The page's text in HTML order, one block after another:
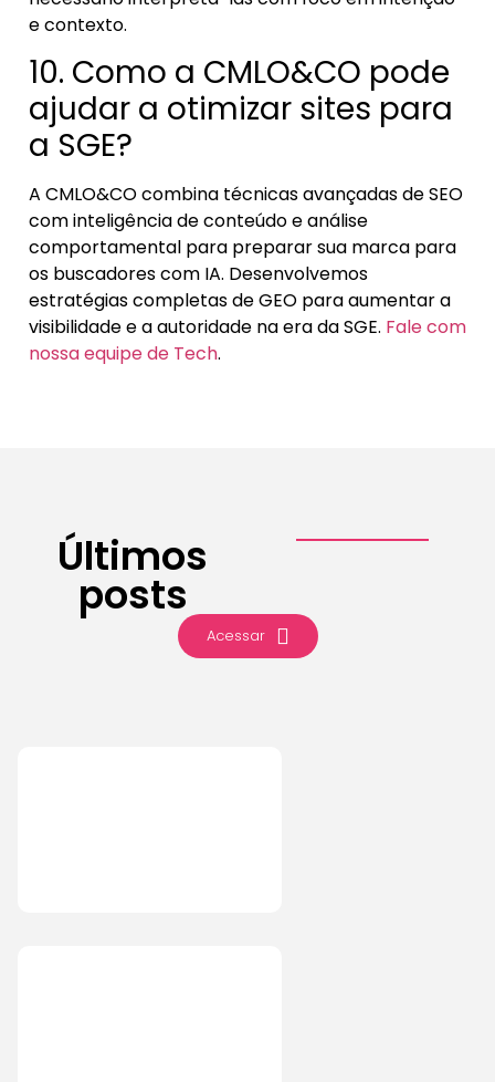
e contexto.
10. Como a CMLO&CO pode
ajudar a otimizar sites para
a SGE?
A CMLO&CO combina técnicas avançadas de SEO
com inteligência de conteúdo e análise
comportamental para preparar sua marca para
os buscadores com IA. Desenvolvemos
estratégias completas de GEO para aumentar a
visibilidade e a autoridade na era da SGE. Fale com
nossa equipe de Tech.
Últimos
posts
Acessar